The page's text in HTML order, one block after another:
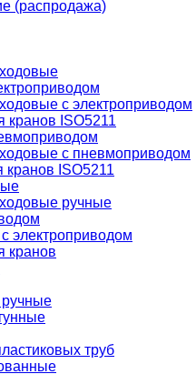
(распродажа)
с электроприводом
кранов ISO5211
с пневмоприводом
ISO5211
ручные
электроприводом
кранов
труб